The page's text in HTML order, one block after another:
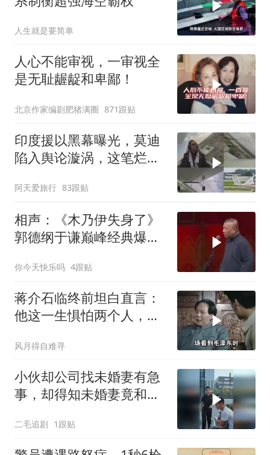
人生就是要简单
人心不能审视，一审视全
是无耻龌龊和卑鄙！
北京作家编剧肥猪满圈 871跟贴
印度援以黑幕曝光，莫迪
陷入舆论漩涡，这笔烂账
阿天爱旅行 83跟贴
相声：《木乃伊失身了》
郭德纲于谦巅峰经典爆笑
你今天快乐吗 4跟贴
蒋介石临终前坦白直言：
他这一生惧怕两个人，却
风月得自难寻
小伙却公司找未婚妻有急
事，却得知未婚妻竟和别
二毛追剧 1跟贴